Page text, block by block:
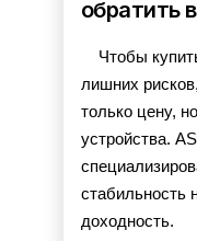
обратить
Чтобы
лишних
только цену,
устройства.
стабильность
доходность.